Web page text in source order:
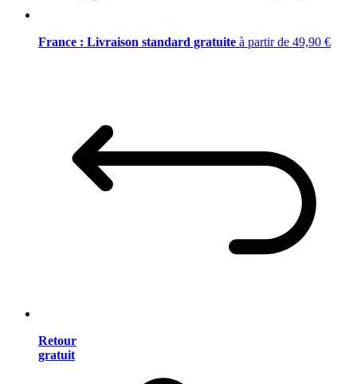
France : Livraison standard gratuite à partir de 49,90 €
Retour
gratuit